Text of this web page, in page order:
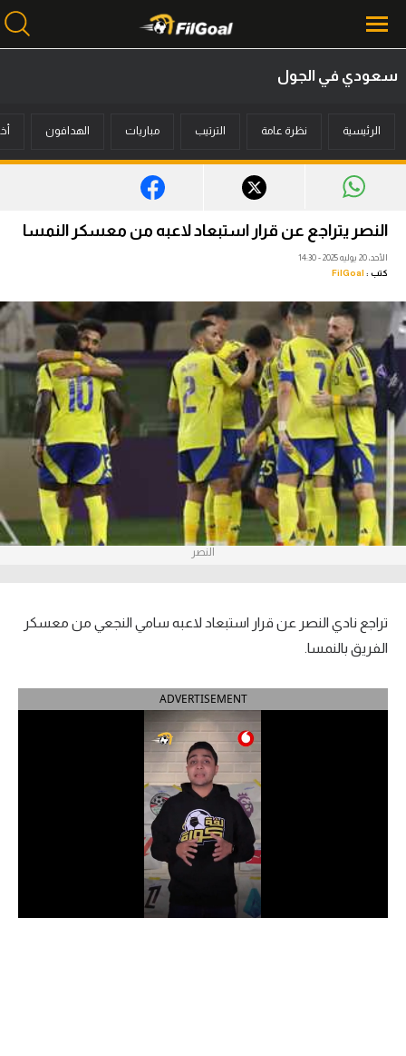
أخبار
ميركاتو
مسابقة التوقعات
فيديوهات
عدسات
آراء حرة
ركن الألعاب
بطولات
الدوري الإسباني
الدوري السعودي للمحترفين
سعودي في الجول
الرئيسية نظرة عامة الترتيب مباريات الهدافون
النصر يتراجع عن قرار استبعاد لاعبه من معسكر النمسا
الأحد، 20 يوليه 2025 - 14:30
كتب : FilGoal
النصر
تراجع نادي النصر عن قرار استبعاد لاعبه سامي النجعي من معسكر
الفريق بالنمسا.
ADVERTISEMENT